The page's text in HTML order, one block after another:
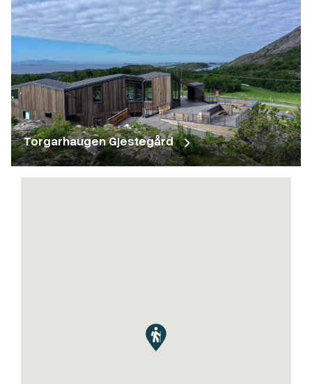
Torgarhaugen Gjestegård